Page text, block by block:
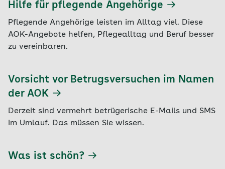
Hilfe für pflegende Angehörige
Pflegende Angehörige leisten im Alltag viel. Diese
AOK-Angebote helfen, Pflegealltag und Beruf besser
zu vereinbaren.
Vorsicht vor Betrugsversuchen im Namen
der AOK
Derzeit sind vermehrt betrügerische E-Mails und SMS
im Umlauf. Das müssen Sie wissen.
Was ist schön?